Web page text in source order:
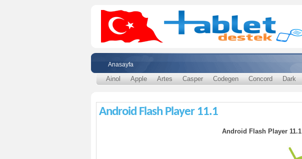
Anasayfa
Ainol Apple Artes Casper Codegen Concord Dark
Android Flash Player 11.1
Android Flash Player 11.1